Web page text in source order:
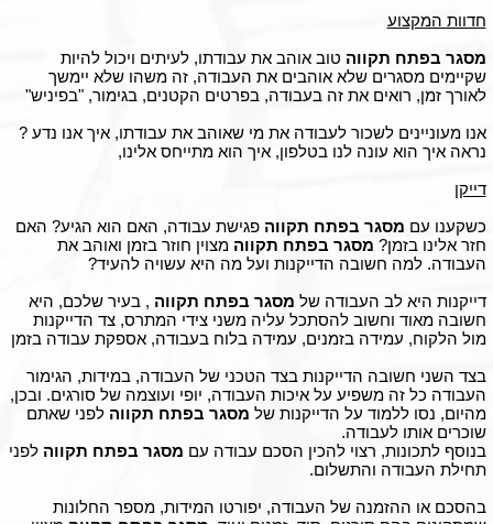
חדוות המקצוע
מסגר בפתח תקווה טוב אוהב את עבודתו, לעיתים ויכול להיות
שקיימים מסגרים שלא אוהבים את העבודה, זה משהו שלא יימשך
לאורך זמן, רואים את זה בעבודה, בפרטים הקטנים, בגימור, "בפיניש"
אנו מעוניינים לשכור לעבודה את מי שאוהב את עבודתו, איך אנו נדע ?
נראה איך הוא עונה לנו בטלפון, איך הוא מתייחס אלינו,
דייקן
כשקענו עם מסגר בפתח תקווהפגישת עבודה, האם הוא הגיע? האם
חזר אלינו בזמן? מסגר בפתח תקווה מצוין חוזר בזמן ואוהב את
העבודה. למה חשובה הדייקנות ועל מה היא עשויה להעיד?
דייקנות היא לב העבודה של מסגר בפתח תקווה , בעיר שלכם, היא
חשובה מאוד וחשוב להסתכל עליה משני צידי המתרס, צד הדייקנות
מול הלקוח, עמידה בזמנים, עמידה בלוח בעבודה, אספקת עבודה בזמן
בצד השני חשובה הדייקנות בצד הטכני של העבודה, במידות, הגימור
העבודה כל זה משפיע על איכות העבודה, יופי ועוצמה של סורגים. ובכן,
מהיום, נסו ללמוד על הדייקנות של מסגר בפתח תקווהלפני שאתם
שוכרים אותו לעבודה.
בנוסף לתכונות, רצוי להכין הסכם עבודה עם מסגר בפתח תקווהלפני
תחילת העבודה והתשלום.
בהסכם או ההזמנה של העבודה, יפורטו המידות, מספר החלונות